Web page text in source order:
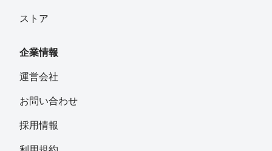
ストア
企業情報
運営会社
お問い合わせ
採用情報